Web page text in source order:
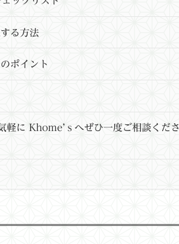
る方法
ポイント
軽に Khome’ｓへぜひ一度ご相談くださ